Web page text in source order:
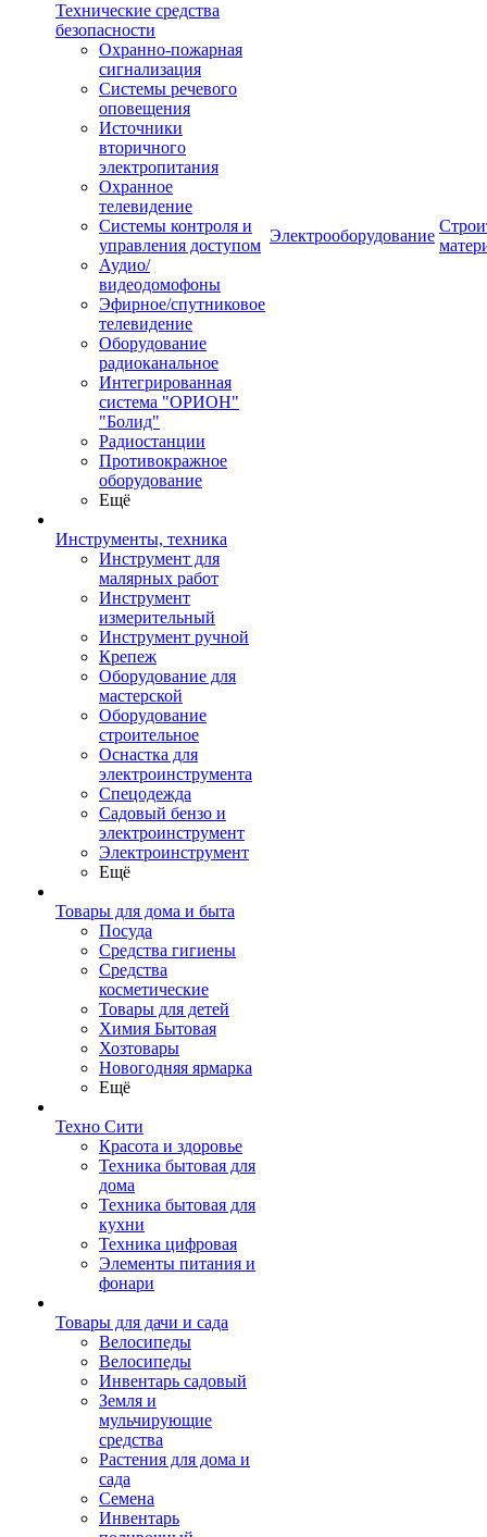
Технические средства
безопасности
Охранно-пожарная
сигнализация
Системы речевого
оповещения
Источники
вторичного
электропитания
Охранное
телевидение
Системы контроля и
управления доступом
Аудио/
видеодомофоны
Эфирное/спутниковое
телевидение
Оборудование
радиоканальное
Интегрированная
система "ОРИОН"
"Болид"
Радиостанции
Противокражное
оборудование
Ещё
Инструменты, техника
Инструмент для
малярных работ
Инструмент
измерительный
Инструмент ручной
Крепеж
Оборудование для
мастерской
Оборудование
строительное
Оснастка для
электроинструмента
Спецодежда
Садовый бензо и
электроинструмент
Электроинструмент
Ещё
Товары для дома и быта
Посуда
Средства гигиены
Средства
косметические
Товары для детей
Химия Бытовая
Хозтовары
Новогодняя ярмарка
Ещё
Техно Сити
Красота и здоровье
Техника бытовая для
дома
Техника бытовая для
кухни
Техника цифровая
Элементы питания и
фонари
Товары для дачи и сада
Велосипеды
Велосипеды
Инвентарь садовый
Земля и
мульчирующие
средства
Растения для дома и
сада
Семена
Инвентарь
Электрооборудование